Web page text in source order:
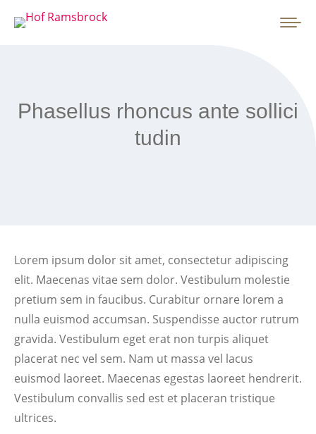
Phasellus rhoncus ante sollici
tudin
Lorem ipsum dolor sit amet, consectetur adipiscing
elit. Maecenas vitae sem dolor. Vestibulum molestie
pretium sem in faucibus. Curabitur ornare lorem a
nulla euismod accumsan. Suspendisse auctor rutrum
gravida. Vestibulum eget erat non turpis aliquet
placerat nec vel sem. Nam ut massa vel lacus
euismod laoreet. Maecenas egestas laoreet hendrerit.
Vestibulum convallis sed est et placeran tristique
ultrices.